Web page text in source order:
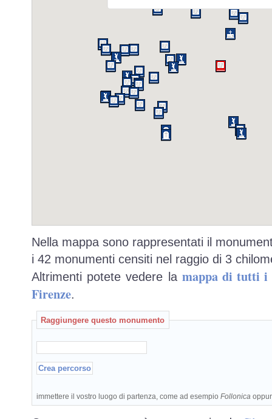
Nella mappa sono rappresentati il
i 42 monumenti censiti nel raggio di 3
Altrimenti potete vedere la mappa di tutti i
Firenze.
Raggiungere questo monumento
immettere il vostro luogo di partenza, come ad esempio Follonica